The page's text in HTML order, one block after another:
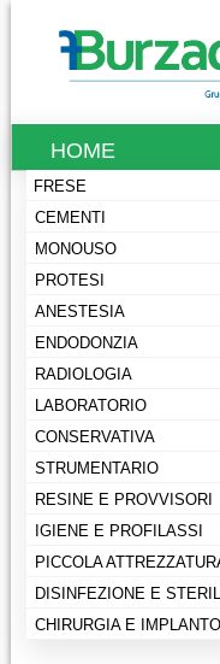
HOME
FRESE
CEMENTI
MONOUSO
PROTESI
ANESTESIA
ENDODONZIA
RADIOLOGIA
LABORATORIO
CONSERVATIVA
STRUMENTARIO
RESINE E PROVVISORI
IGIENE E PROFILASSI
PICCOLA
DISINFEZIONE E
CHIRURGIA E